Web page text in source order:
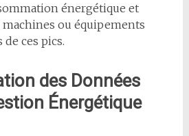
énergétique et
ou équipements
ces pics.
des Données
Énergétique